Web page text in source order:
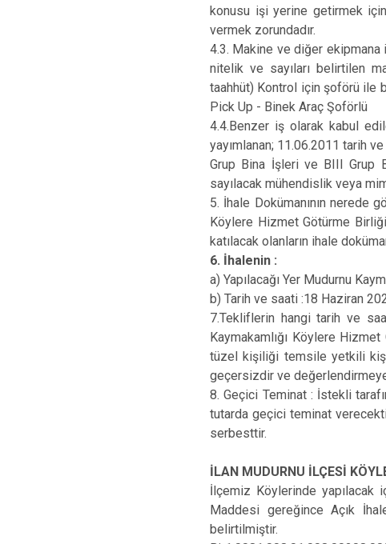
konusu işi yerine getirmek
vermek zorundadır.
4.3. Makine ve diğer
nitelik ve sayıları belirtilen
taahhüt) Kontrol için şoförü ile
Pick Up - Binek Araç Şoförlü
4.4.Benzer iş olarak kabul
yayımlanan; 11.06.2011 tarih
Grup Bina İşleri ve BIII Grup
sayılacak mühendislik veya
5. İhale Dokümanının nerede
Köylere Hizmet Götürme
katılacak olanların ihale
6. İhalenin :
a) Yapılacağı Yer Mudurnu
b) Tarih ve saati :18 Haziran
7.Tekliflerin hangi tarih ve
Kaymakamlığı Köylere
tüzel kişiliği temsile yetkili
geçersizdir ve
8. Geçici Teminat : İstekli
tutarda geçici teminat
serbesttir.
İLAN MUDURNU İLÇESİ
İlçemiz Köylerinde yapılacak
Maddesi gereğince Açık
belirtilmiştir.